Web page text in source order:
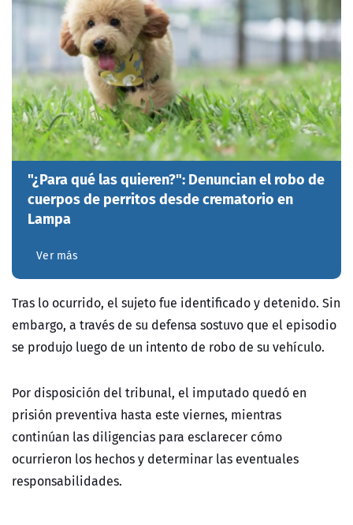
"¿Para qué las quieren?": Denuncian el robo de
cuerpos de perritos desde crematorio en
Lampa
Ver más
Tras lo ocurrido, el sujeto fue identificado y detenido. Sin
embargo, a través de su defensa sostuvo que el episodio
se produjo luego de un intento de robo de su vehículo.
Por disposición del tribunal, el imputado quedó en
prisión preventiva hasta este viernes, mientras
continúan las diligencias para esclarecer cómo
ocurrieron los hechos y determinar las eventuales
responsabilidades.